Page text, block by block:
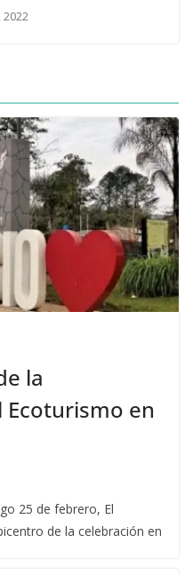
2022
la
Ecoturismo en
25 de febrero, El
de la celebración en